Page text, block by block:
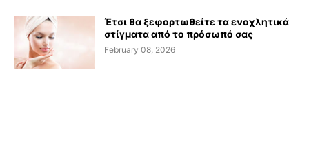
Έτσι θα ξεφορτωθείτε τα ενοχλητικά
στίγματα από το πρόσωπό σας
February 08, 2026